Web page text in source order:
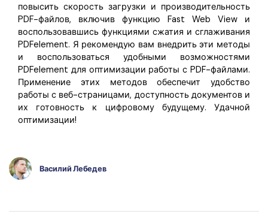
повысить скорость загрузки и производительность
PDF-файлов, включив функцию Fast Web View и
воспользовавшись функциями сжатия и сглаживания
PDFelement. Я рекомендую вам внедрить эти методы
и воспользоваться удобными возможностями
PDFelement для оптимизации работы с PDF-файлами.
Применение этих методов обеспечит удобство
работы с веб-страницами, доступность документов и
их готовность к цифровому будущему. Удачной
оптимизации!
Василий Лебедев